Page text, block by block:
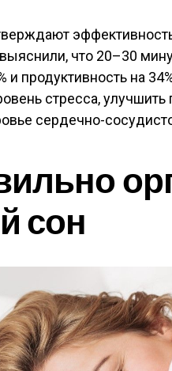
что 20–30
и продуктивность на
стресса,
сердечно-
сон